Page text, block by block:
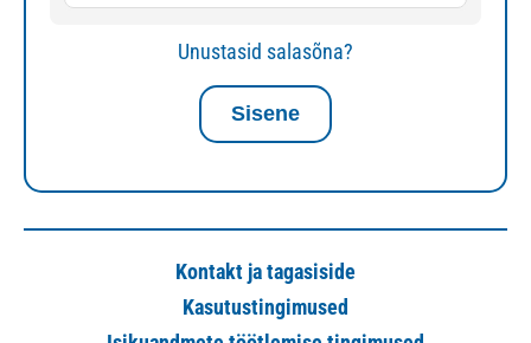
Unustasid salasõna?
Kontakt ja tagasiside
Kasutustingimused